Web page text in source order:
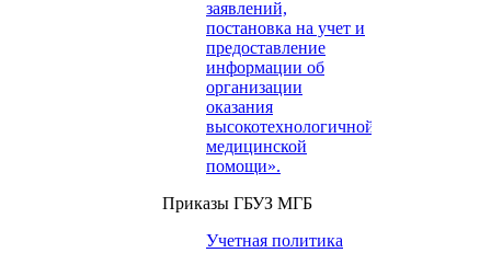
заявлений,
постановка на учет и
предоставление
информации об
организации
оказания
высокотехнологичной
медицинской
помощи».
Приказы ГБУЗ МГБ
Учетная политика